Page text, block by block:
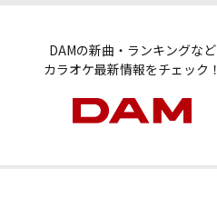
DAMの新曲・ランキングなど
カラオケ最新情報をチェック！